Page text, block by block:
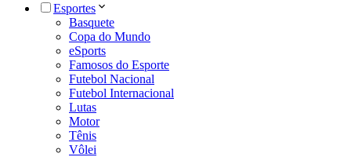
Esportes
Basquete
Copa do Mundo
eSports
Famosos do Esporte
Futebol Nacional
Futebol Internacional
Lutas
Motor
Tênis
Vôlei